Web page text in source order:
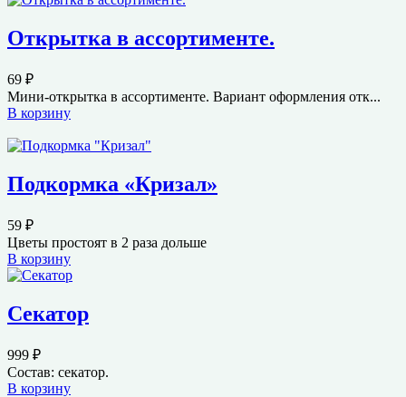
Открытка в ассортименте.
69 ₽
Мини-открытка в ассортименте. Вариант оформления отк...
В корзину
Подкормка «Кризал»
59 ₽
Цветы простоят в 2 раза дольше
В корзину
Секатор
999 ₽
Состав: секатор.
В корзину